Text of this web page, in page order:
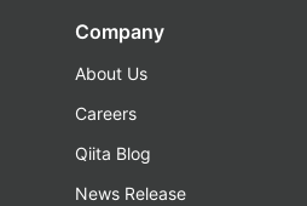
Company
About Us
Careers
Qiita Blog
News Release